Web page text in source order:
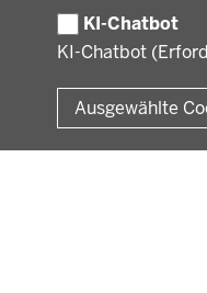
KI-Chatbot
KI-Chatbot
Ausgewählte